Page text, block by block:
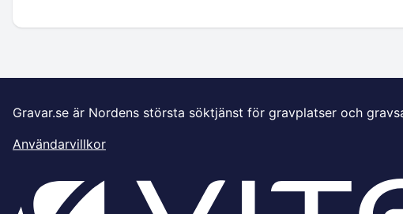
Gravar.se är Nordens största söktjänst för gravplatser och
Användarvillkor